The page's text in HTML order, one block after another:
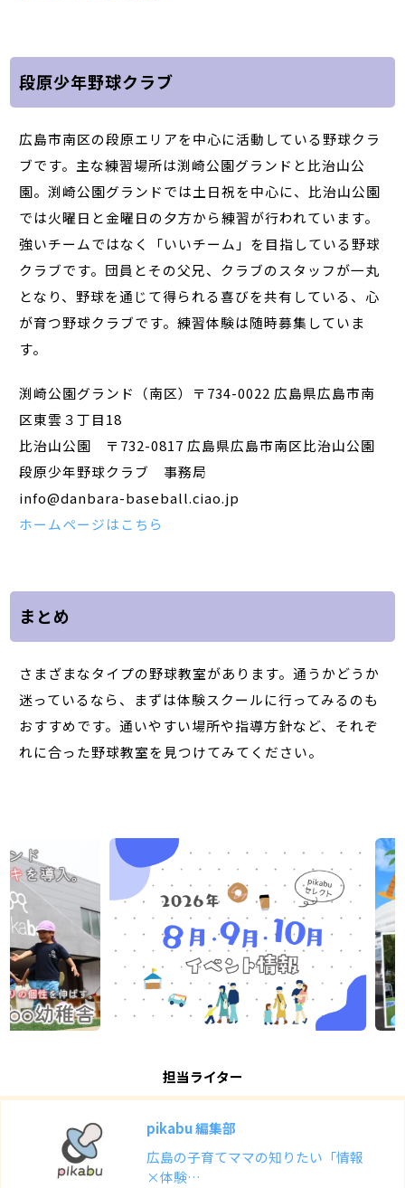
段原少年野球クラブ
広島市南区の段原エリアを中心に活動している野球クラ
ブです。主な練習場所は渕崎公園グランドと比治山公
園。渕崎公園グランドでは土日祝を中心に、比治山公園
では火曜日と金曜日の夕方から練習が行われています。
強いチームではなく「いいチーム」を目指している野球
クラブです。団員とその父兄、クラブのスタッフが一丸
となり、野球を通じて得られる喜びを共有している、心
が育つ野球クラブです。練習体験は随時募集していま
す。
渕崎公園グランド（南区）〒734-0022 広島県広島市南
区東雲３丁目18
比治山公園 〒732-0817 広島県広島市南区比治山公園
段原少年野球クラブ 事務局
info@danbara-baseball.ciao.jp
ホームページはこちら
まとめ
さまざまなタイプの野球教室があります。通うかどうか
迷っているなら、まずは体験スクールに行ってみるのも
おすすめです。通いやすい場所や指導方針など、それぞ
れに合った野球教室を見つけてみてください。
担当ライター
pikabu 編集部
広島の子育てママの知りたい「情報
×体験…